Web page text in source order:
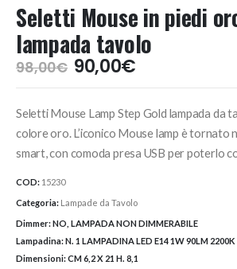
Seletti Mouse in piedi
lampada tavolo
98,00€ Il
prezzo
era:
98,00€.
90,00€Il
prezzo
è:
90,00€.
Seletti Mouse Lamp Step Gold lampada da
colore oro. L’iconico Mouse lamp è tornato
smart, con comoda presa USB per poterlo
COD: 15230
Categoria: Lampade da Tavolo
Dimmer:NO, LAMPADA NON DIMMERABILE
Lampadina:N. 1 LAMPADINA LED E14 1W 90LM
Dimensioni:CM 6,2 X 21 H. 8,1